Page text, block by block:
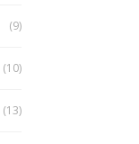
(9)
(10)
(13)